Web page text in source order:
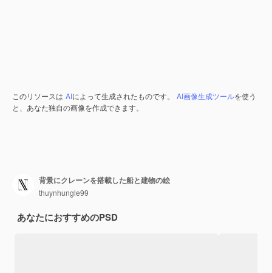
このリソースは AIによって生成されたものです。 AI画像生成ツールを使う
と、あなた独自の画像を作成できます。
背景にクレーンを搭載した船と建物の絵
thuynhungle99
あなたにおすすめのPSD